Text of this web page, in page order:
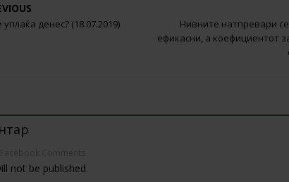
денес? (18.07.2019)
Нивните натпревари
ефикасни, а коефициентот
not be published.